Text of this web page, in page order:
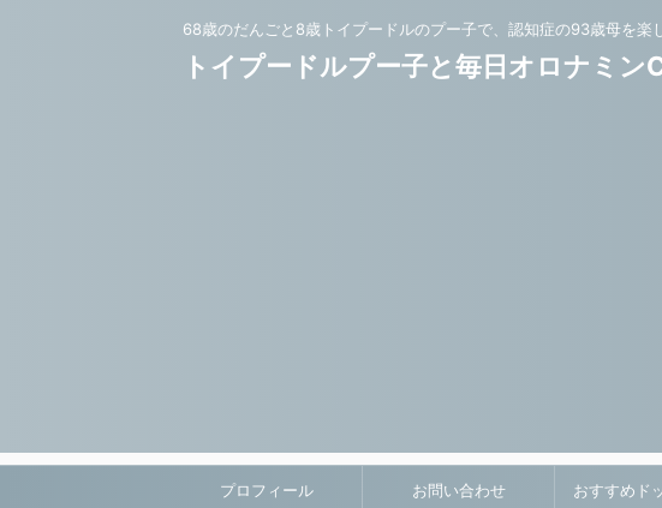
68歳のだんごと8歳トイプードルのプー子で、認知症の93歳母を楽
トイプードルプー子と毎日オロナミ
プロフィール お問い合わせ おすすめド